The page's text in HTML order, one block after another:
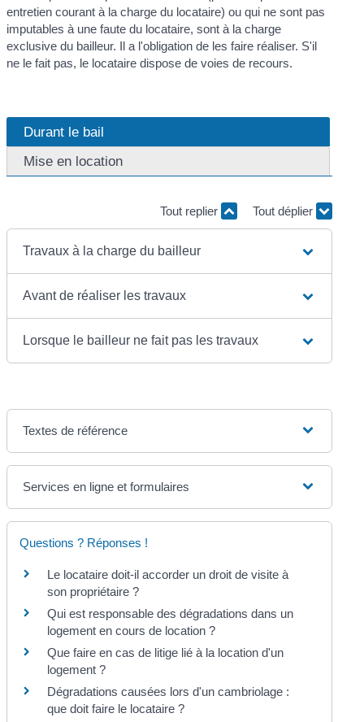
entretien courant à la charge du locataire) ou qui ne sont pas
imputables à une faute du locataire, sont à la charge
exclusive du bailleur. Il a l'obligation de les faire réaliser. S'il
ne le fait pas, le locataire dispose de voies de recours.
Durant le bail
Mise en location
Tout replier Tout déplier
Travaux à la charge du bailleur
Avant de réaliser les travaux
Lorsque le bailleur ne fait pas les travaux
Textes de référence
Services en ligne et formulaires
Questions ? Réponses !
Le locataire doit-il accorder un droit de visite à
son propriétaire ?
Qui est responsable des dégradations dans un
logement en cours de location ?
Que faire en cas de litige lié à la location d'un
logement ?
Dégradations causées lors d'un cambriolage :
que doit faire le locataire ?